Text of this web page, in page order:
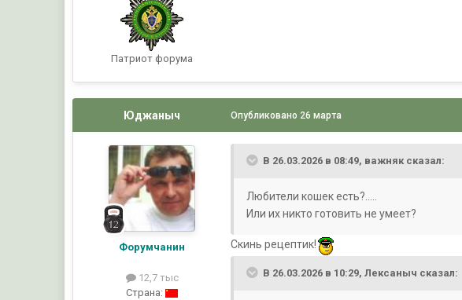
Патриот форума
Юджаныч
Форумчанин
12,7 тыс
Страна:
Опубликовано 26 марта
В 26.03.2026 в 08:49, важняк сказал:
Любители кошек есть?.....
Или их никто готовить не умеет?
Скинь рецептик!
В 26.03.2026 в 10:29,Лексаныч сказал: